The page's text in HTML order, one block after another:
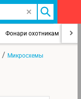
Фонари охотникам
/ Микросхемы